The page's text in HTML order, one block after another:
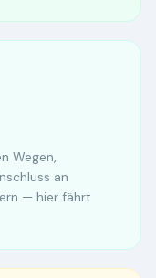
Wegen,
an
— hier fährt